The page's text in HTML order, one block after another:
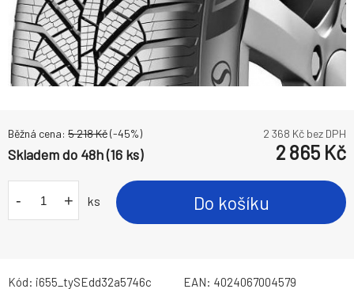
Běžná cena: 5 218Kč(-45%) 2 368 Kč bez DPH
Skladem do 48h (16 ks) 2 865 Kč
- + ks Do košíku
Kód: i655_tySEdd32a5746c EAN: 4024067004579